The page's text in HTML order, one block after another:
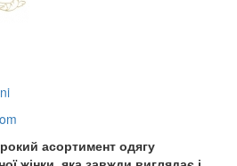
асортимент одягу